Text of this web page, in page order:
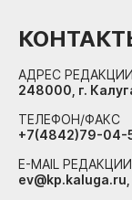
АДРЕС РЕДАКЦИИ
248000, г.
ТЕЛЕФОН/ФАКС
+7(4842)79-04-
E-MAIL РЕДАКЦИИ